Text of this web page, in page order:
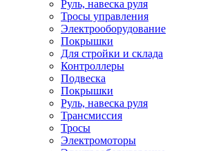
Руль, навеска руля
Тросы управления
Электрооборудование
Покрышки
Для стройки и склада
Контроллеры
Подвеска
Покрышки
Руль, навеска руля
Трансмиссия
Тросы
Электромоторы